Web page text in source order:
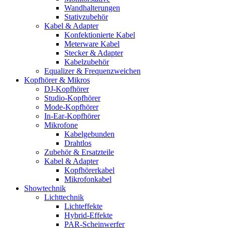
Wandhalterungen
Stativzubehör
Kabel & Adapter
Konfektionierte Kabel
Meterware Kabel
Stecker & Adapter
Kabelzubehör
Equalizer & Frequenzweichen
Kopfhörer & Mikros
DJ-Kopfhörer
Studio-Kopfhörer
Mode-Kopfhörer
In-Ear-Kopfhörer
Mikrofone
Kabelgebunden
Drahtlos
Zubehör & Ersatzteile
Kabel & Adapter
Kopfhörerkabel
Mikrofonkabel
Showtechnik
Lichttechnik
Lichteffekte
Hybrid-Effekte
PAR-Scheinwerfer